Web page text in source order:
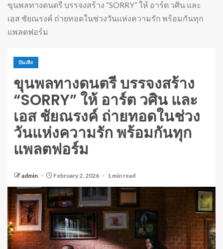
ขุนพลทางดนตรี บรรจงสร้าง “SORRY” ให้ อาร์ต วศิน และ
เอส ชัยณรงค์ ถ่ายทอดในช่วงวันแห่งความรัก พร้อมกันทุก
แพลตฟอร์ม
บันเทิง
ขุนพลทางดนตรี บรรจงสร้าง
“SORRY” ให้ อาร์ต วศิน และ
เอส ชัยณรงค์ ถ่ายทอดในช่วง
วันแห่งความรัก พร้อมกันทุก
แพลตฟอร์ม
admin February 2, 2026 1 min read